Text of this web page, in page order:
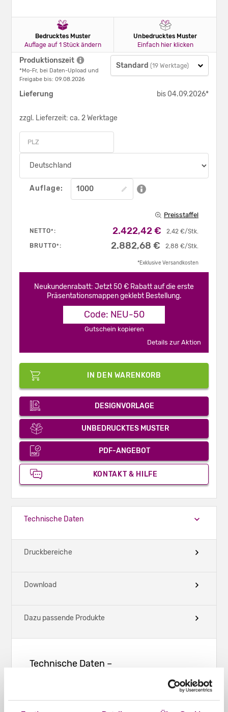
Bedrucktes Muster
Auflage auf 1 Stück ändern
Unbedrucktes Muster
Einfach hier klicken
Produktionszeit
*Mo-Fr, bei Daten-Upload und
Freigabe bis: 09.08.2026
Standard (19 Werktage)
Lieferung bis 04.09.2026*
zzgl. Lieferzeit: ca. 2 Werktage
Auflage:
Preisstaffel
NETTO*: 2,42 €/Stk.
2.422,42 €
BRUTTO*: 2,88 €/Stk.
2.882,68 €
*Exklusive Versandkosten
Neukundenrabatt: Jetzt 50 € Rabatt auf die erste
Präsentationsmappen geklebt Bestellung.
Code: NEU-50
Gutschein kopieren
Details zur Aktion
IN DEN WARENKORB
DESIGNVORLAGE
UNBEDRUCKTES MUSTER
PDF-ANGEBOT
KONTAKT & HILFE
Technische Daten
Druckbereiche
Download
Dazu passende Produkte
Technische Daten –